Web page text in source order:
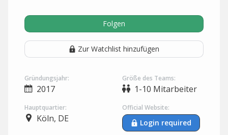
Folgen
Zur Watchlist hinzufügen
Gründungsjahr:
2017
Größe des Teams:
1-10 Mitarbeiter
Hauptquartier:
Köln, DE
Official Website:
Login required